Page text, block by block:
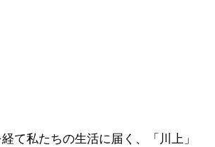
て私たちの生活に届く、「川上」